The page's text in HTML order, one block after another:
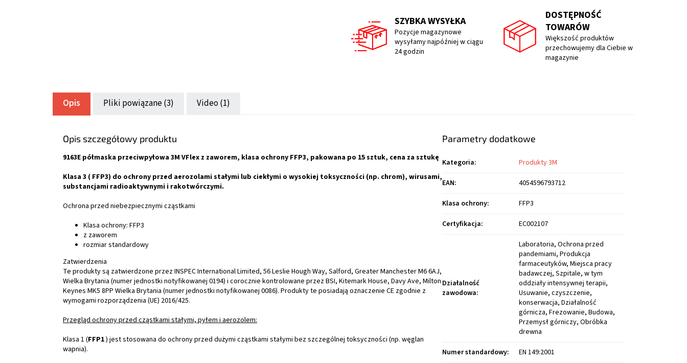
SZYBKA WYSYŁKA
Pozycje magazynowe
wysyłamy najpóźniej w ciągu
24 godzin
DOSTĘPNOŚĆ
TOWARÓW
Większość produktów
przechowujemy dla Ciebie w
magazynie
Opis Pliki powiązane (3) Video (1)
Opis szczegółowy produktu
9163E półmaska przeciwpyłowa 3M VFlex z zaworem, klasa ochrony FFP3, pakowana po 15 sztuk, cena za sztukę
Klasa 3 ( FFP3) do ochrony przed aerozolami stałymi lub ciekłymi o wysokiej toksyczności (np. chrom), wirusami,
substancjami radioaktywnymi i rakotwórczymi.
Ochrona przed niebezpiecznymi cząstkami
Klasa ochrony: FFP3
z zaworem
rozmiar standardowy
Zatwierdzenia
Te produkty są zatwierdzone przez INSPEC International Limited, 56 Leslie Hough Way, Salford, Greater Manchester M6 6AJ,
Wielka Brytania (numer jednostki notyfikowanej 0194) i corocznie kontrolowane przez BSI, Kitemark House, Davy Ave, Milton
Keynes MK5 8PP Wielka Brytania (numer jednostki notyfikowanej 0086). Produkty te posiadają oznaczenie CE zgodnie z
wymogami rozporządzenia (UE) 2016/425.
Przegląd ochrony przed cząstkami stałymi, pyłem i aerozolem:
Klasa 1 (FFP1) jest stosowana do ochrony przed dużymi cząstkami stałymi bez szczególnej toksyczności (np. węglan
wapnia).
Parametry dodatkowe
Kategoria:
Produkty 3M
EAN:
4054596793712
Klasa ochrony:
FFP3
Certyfikacja: EC002107
Działalność
zawodowa:
Laboratoria, Ochrona przed
pandemiami, Produkcja
farmaceutyków, Miejsca pracy
badawczej, Szpitale, w tym
oddziały intensywnej terapii,
Usuwanie, czyszczenie,
konserwacja, Działalność
górnicza, Frezowanie, Budowa,
Przemysł górniczy, Obróbka
drewna
Numer standardowy: EN 149:2001